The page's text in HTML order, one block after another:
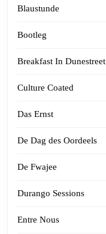
Blaustunde
Bootleg
Breakfast In Dunestreet
Culture Coated
Das Ernst
De Dag des Oordeels
De Fwajee
Durango Sessions
Entre Nous